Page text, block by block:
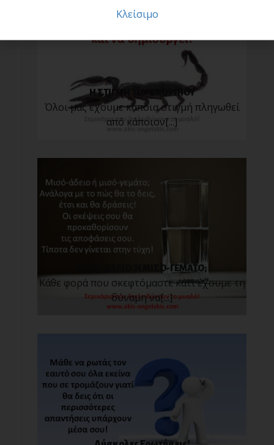
Η ΣΤΙΓΜΗ ΤΟΥ ΣΚΟΡΠΙΟΥ
Όλοι μας έχουμε κάποια στιγμή πληγωθεί
από κάποιον[...]
ΜΙΣΟ-ΑΔΕΙΟ Ή ΜΙΣΟ-ΓΕΜΑΤΟ;
Κάθε φορά που σκεφτόμαστε κάτι έχουμε τη
δύναμη να[...]
Κλείσιμο